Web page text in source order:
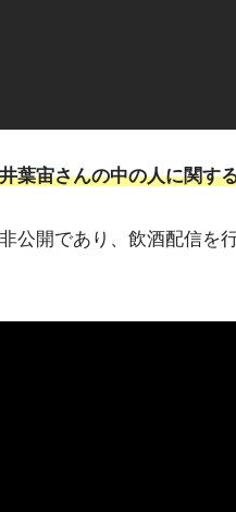
葉宙さんの中の人に関す
公開であり、飲酒配信を